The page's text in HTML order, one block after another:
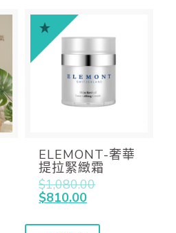
ELEMONT-奢華
提拉緊緻霜
$1,080.00
$810.00